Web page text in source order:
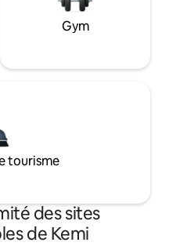
Gym
tourisme
des sites
de Kemi